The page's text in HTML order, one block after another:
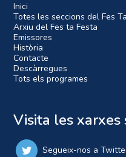
Inici
Totes les seccions del Fes
Arxiu del Fes ta Festa
Emissores
Història
Contacte
Descàrregues
Tots els programes
Visita les xarxes
Segueix-nos a